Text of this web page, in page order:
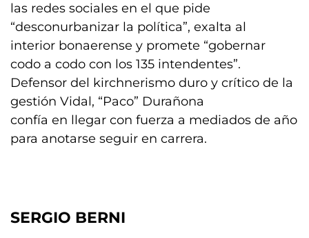
las redes sociales en el que pide
“desconurbanizar la política”, exalta al
interior bonaerense y promete “gobernar
codo a codo con los 135 intendentes”.
Defensor del kirchnerismo duro y crítico de la
gestión Vidal, “Paco” Durañona
confía en llegar con fuerza a mediados de año
para anotarse seguir en carrera.
SERGIO BERNI